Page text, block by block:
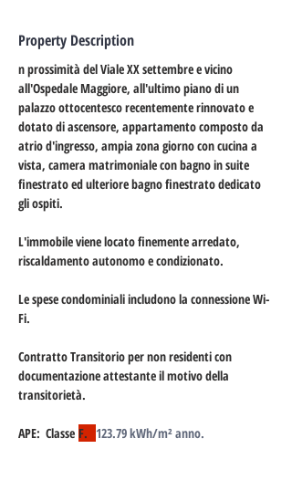
Property Description
n prossimità del Viale XX settembre e vicino
all'Ospedale Maggiore, all'ultimo piano di un
palazzo ottocentesco recentemente rinnovato e
dotato di ascensore, appartamento composto da
atrio d'ingresso, ampia zona giorno con cucina a
vista, camera matrimoniale con bagno in suite
finestrato ed ulteriore bagno finestrato dedicato
gli ospiti.
L'immobile viene locato finemente arredato,
riscaldamento autonomo e condizionato.
Le spese condominiali includono la connessione Wi-
Fi.
Contratto Transitorio per non residenti con
documentazione attestante il motivo della
transitorietà.
APE:  Classe F. 123.79 kWh/m² anno.